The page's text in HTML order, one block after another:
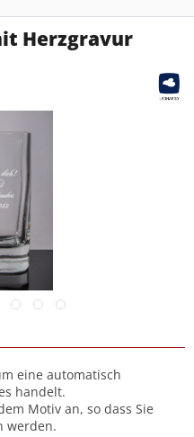
Herzgravur
eine automatisch
handelt.
Motiv an, so dass Sie
werden.